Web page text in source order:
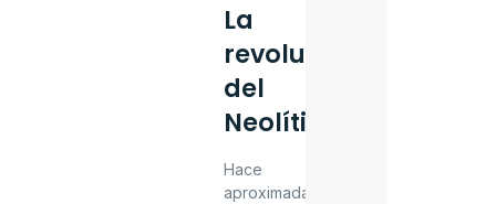
La
revolución
del
Neolítico
Hace
aproximadamente